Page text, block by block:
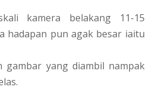
kamera belakang 11-15
hadapan pun agak besar iaitu
gambar yang diambil nampak